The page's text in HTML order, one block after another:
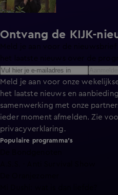
Ontvang de KIJK-
Meld je aan voor onze
het laatste nieuws en
samenwerking met onze
ieder moment afmelden. Zie
privacyverklaring.
Populaire programma's